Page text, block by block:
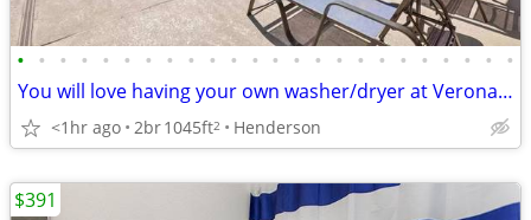
• • • • • • • • • • • • • • • • • • • • • • • •
You will love having your own washer/dryer at Verona Apartments!
<1hr ago 2br1045ft2 Henderson
$391